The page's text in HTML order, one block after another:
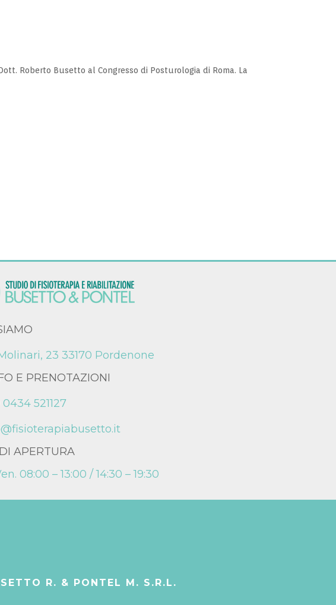
Roberto Busetto al Congresso di Posturologia di Roma. La
23 33170 Pordenone
E PRENOTAZIONI
0434 521127
APERTURA
08:00 – 13:00 / 14:30 – 19:30
R. & PONTEL M. S.R.L.